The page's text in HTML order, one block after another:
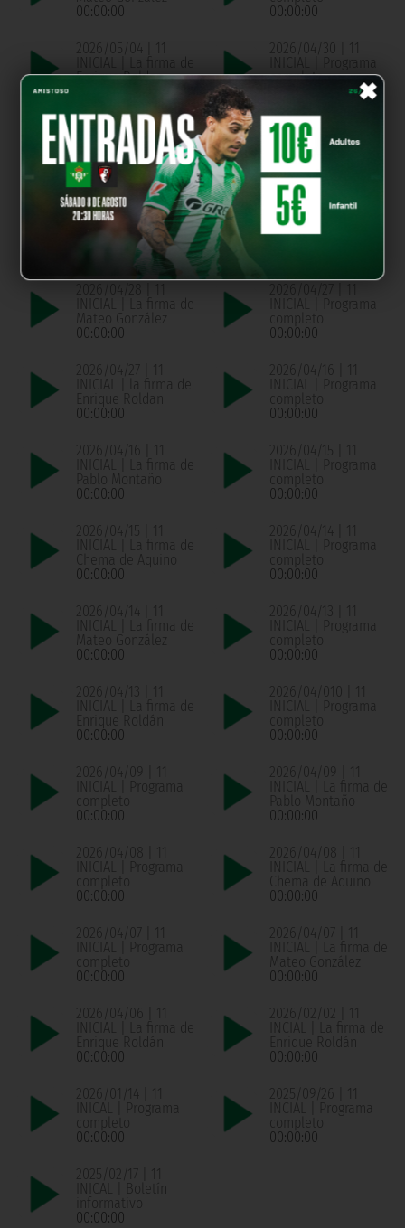
×
00:00:00
00:00:00
2026/05/04 | 11
INICIAL | La firma de
Enrique Roldan
2026/04/30 | 11
INICIAL | Programa
completo
2026/04/30 | 11
INICIAL | La firma de
Pablo Montaño
00:00:00
2026/04/29 | 11
INICIAL | Programa
completo
00:00:00
2026/04/29 | 11
INICIAL | La firma de
Chema de Aquino
2026/04/28 | 11
INICIAL | Programa
completo
2026/04/28 | 11
INICIAL | La firma de
Mateo González
00:00:00
2026/04/27 | 11
INICIAL | Programa
completo
00:00:00
2026/04/27 | 11
INICIAL | la firma de
Enrique Roldan
00:00:00
2026/04/16 | 11
INICIAL | Programa
completo
00:00:00
2026/04/16 | 11
INICIAL | La firma de
Pablo Montaño
00:00:00
2026/04/15 | 11
INICIAL | Programa
completo
00:00:00
2026/04/15 | 11
INICIAL | La firma de
Chema de Aquino
00:00:00
2026/04/14 | 11
INICIAL | Programa
completo
00:00:00
2026/04/14 | 11
INICIAL | La firma de
Mateo González
00:00:00
2026/04/13 | 11
INICIAL | Programa
completo
00:00:00
2026/04/13 | 11
INICIAL | La firma de
Enrique Roldán
00:00:00
2026/04/010 | 11
INICIAL | Programa
completo
00:00:00
2026/04/09 | 11
INICIAL | Programa
completo
00:00:00
2026/04/09 | 11
INICIAL | La firma de
Pablo Montaño
00:00:00
2026/04/08 | 11
INICIAL | Programa
completo
00:00:00
2026/04/08 | 11
INICIAL | La firma de
Chema de Aquino
00:00:00
2026/04/07 | 11
INICIAL | Programa
completo
00:00:00
2026/04/07 | 11
INICIAL | La firma de
Mateo González
00:00:00
2026/04/06 | 11
INICIAL | La firma de
Enrique Roldán
00:00:00
2026/02/02 | 11
INCIAL | La firma de
Enrique Roldán
00:00:00
2026/01/14 | 11
INICAL | Programa
completo
00:00:00
2025/09/26 | 11
INCIAL | Programa
completo
00:00:00
2025/02/17 | 11
INICAL | Boletín
informativo
00:00:00